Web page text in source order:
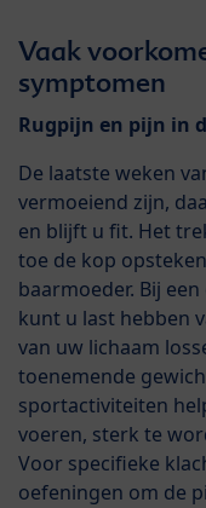
Vaak
symptomen
Rugpijn en pijn in
De laatste weken
vermoeiend zijn,
en blijft u fit. Het
toe de kop
baarmoeder. Bij
kunt u last hebben
van uw lichaam
toenemende
sportactiviteiten
voeren, sterk te
Voor specifieke
oefeningen om de